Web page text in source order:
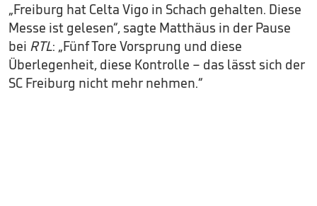
„Freiburg hat Celta Vigo in Schach gehalten. Diese
Messe ist gelesen“, sagte Matthäus in der Pause
bei RTL: „Fünf Tore Vorsprung und diese
Überlegenheit, diese Kontrolle – das lässt sich der
SC Freiburg nicht mehr nehmen.“